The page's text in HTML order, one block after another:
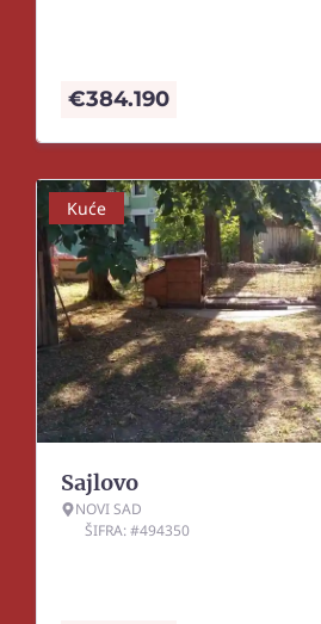
€384.190
Kuće
Sajlovo
NOVI SAD
ŠIFRA: #494350